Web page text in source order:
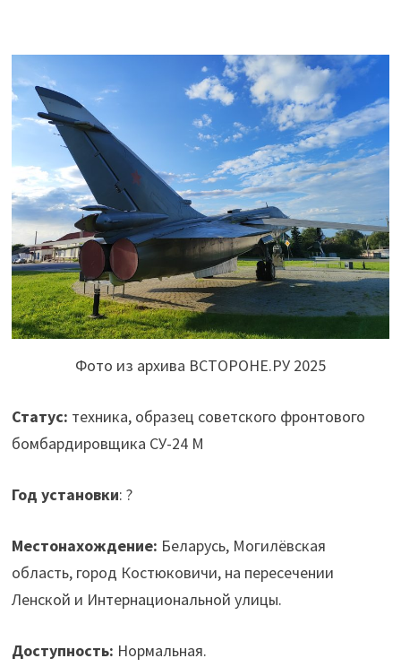
Фото из архива ВСТОРОНЕ.РУ 2025
Статус: техника, образец советского фронтового
бомбардировщика СУ-24 М
Год установки: ?
Местонахождение: Беларусь, Могилёвская
область, город Костюковичи, на пересечении
Ленской и Интернациональной улицы.
Доступность: Нормальная.